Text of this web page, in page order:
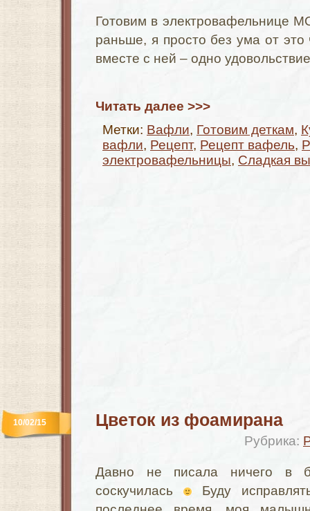
Готовим в электровафельнице
раньше, я просто без ума от
вместе с ней – одно
Читать далее >>>
Метки: Вафли, Готовим деткам,
вафли, Рецепт, Рецепт вафель,
электровафельницы, Сладкая
Цветок из фоамирана
Рубрика:
10/02/15
Давно не писала ничего в
соскучилась
Буду